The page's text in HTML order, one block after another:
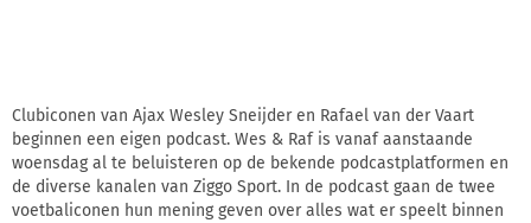
Clubiconen van Ajax Wesley Sneijder en Rafael van der Vaart
beginnen een eigen podcast. Wes & Raf is vanaf aanstaande
woensdag al te beluisteren op de bekende podcastplatformen en
de diverse kanalen van Ziggo Sport. In de podcast gaan de twee
voetbaliconen hun mening geven over alles wat er speelt binnen